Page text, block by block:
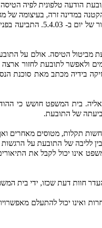
קיבלה התובעת הודעה טלפונית
ליום 8.5.03. התובעת היתה יחד עם ביתה הקטנה
24:00, סודרה לה טיסה אחרת לארץ דרך
מביטול הטיסה. אולם על
ולאפשר לתובעת לחזור
נשלחה אף למחרת. התובעת מחזיקה בידיה
בית המשפט חושש כי
של התובעת.
תקלות, מטוסים מאחרים
לליבה של התובעת על
אינו יכול לקבל את
חוות דעת שכזו, ידי בית
ואינו יכול להתעלם